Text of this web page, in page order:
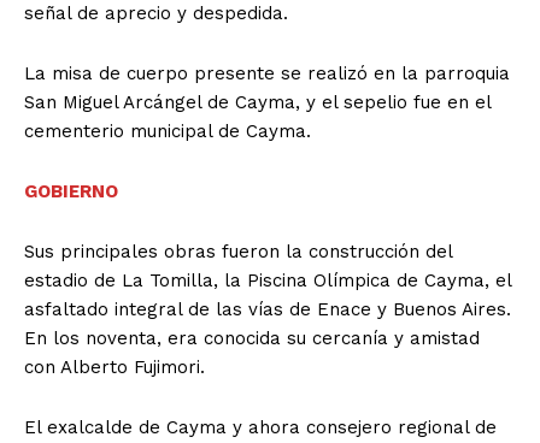
señal de aprecio y despedida.
La misa de cuerpo presente se realizó en la parroquia
San Miguel Arcángel de Cayma, y el sepelio fue en el
cementerio municipal de Cayma.
GOBIERNO
Sus principales obras fueron la construcción del
estadio de La Tomilla, la Piscina Olímpica de Cayma, el
asfaltado integral de las vías de Enace y Buenos Aires.
En los noventa, era conocida su cercanía y amistad
con Alberto Fujimori.
El exalcalde de Cayma y ahora consejero regional de